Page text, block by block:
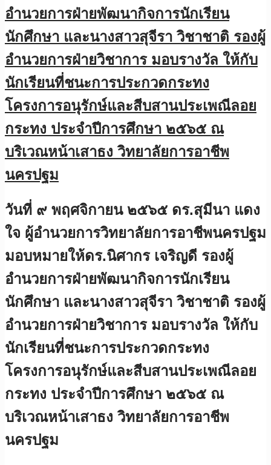
อำนวยการฝ่ายพัฒนากิจการนักเรียน
นักศึกษา และนางสาวสุจีรา วิชาชาติ รองผู้
อำนวยการฝ่ายวิชาการ มอบรางวัล ให้กับ
นักเรียนที่ชนะการประกวดกระทง
โครงการอนุรักษ์และสีบสานประเพณีลอย
กระทง ประจำปีการศึกษา ๒๕๖๕ ณ
บริเวณหน้าเสาธง วิทยาลัยการอาชีพ
นครปฐม
วันที่ ๙ พฤศจิกายน ๒๕๖๕ ดร.สุมีนา แดง
ใจ ผู้อำนวยการวิทยาลัยการอาชีพนครปฐม
มอบหมายให้ดร.นิศากร เจริญดี รองผู้
อำนวยการฝ่ายพัฒนากิจการนักเรียน
นักศึกษา และนางสาวสุจีรา วิชาชาติ รองผู้
อำนวยการฝ่ายวิชาการ มอบรางวัล ให้กับ
นักเรียนที่ชนะการประกวดกระทง
โครงการอนุรักษ์และสีบสานประเพณีลอย
กระทง ประจำปีการศึกษา ๒๕๖๕ ณ
บริเวณหน้าเสาธง วิทยาลัยการอาชีพ
นครปฐม